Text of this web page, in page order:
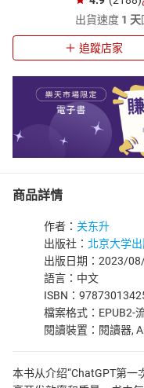
出貨速度 1 天
追蹤店家
商品詳情
作者： 关东升
出版社： 北京大学
出版日期：2023/
語言：中文
ISBN：
檔案格式：EPUB2-
閱讀裝置：閱讀器,
本书从介绍“ChatGPT第一